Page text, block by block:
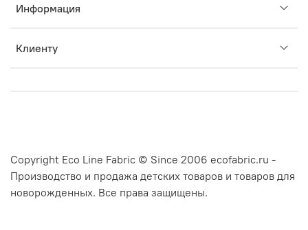
Информация
Клиенту
Copyright Eco Line Fabric © Since 2006 ecofabric.ru -
Производство и продажа детских товаров и товаров для
новорожденных. Все права защищены.